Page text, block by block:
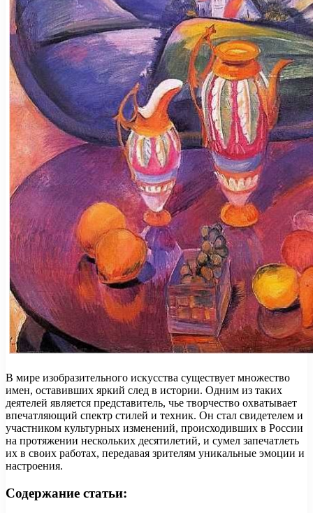
В мире изобразительного искусства существует множество
имен, оставивших яркий след в истории. Одним из таких
деятелей является представитель, чье творчество охватывает
впечатляющий спектр стилей и техник. Он стал свидетелем и
участником культурных изменений, происходивших в России
на протяжении нескольких десятилетий, и сумел запечатлеть
их в своих работах, передавая зрителям уникальные эмоции и
настроения.
Содержание статьи: